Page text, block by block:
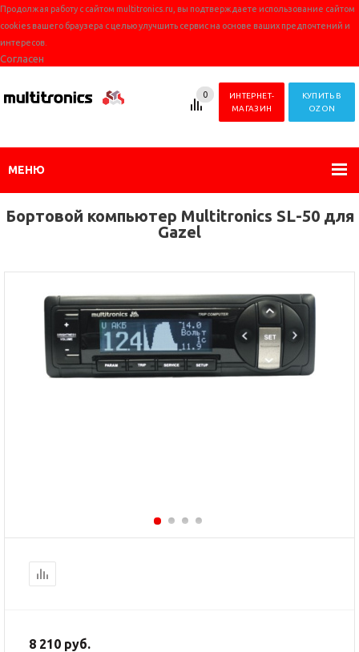
Продолжая работу с сайтом multitronics.ru, вы подтверждаете использование сайтом
cookies вашего браузера с целью улучшить сервис на основе ваших предпочтений и
интересов.
Согласен
КУПИТЬ В
OZON
ИНТЕРНЕТ-
МАГАЗИН
0
МЕНЮ
Бортовой компьютер Multitronics SL-50 для
Gazel
8 210 руб.